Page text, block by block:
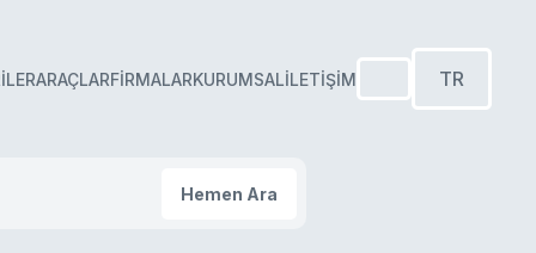
ARAÇLARFIRMALARKURUMSALİLETIŞIM TR
Hemen Ara